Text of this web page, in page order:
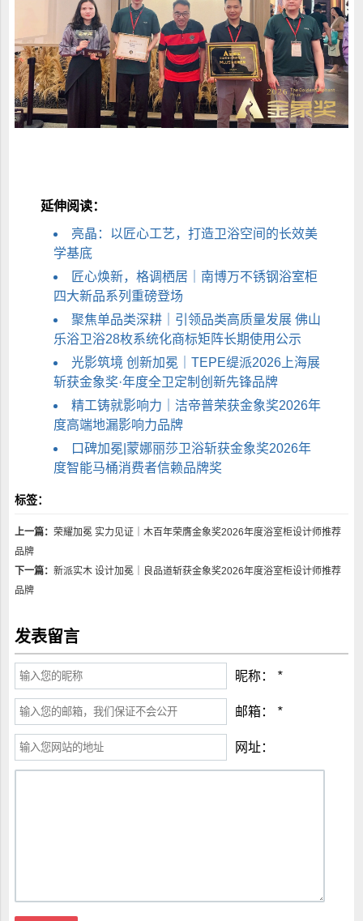
延伸阅读：
亮晶：以匠心工艺，打造卫浴空间的长效美
学基底
匠心焕新，格调栖居｜南博万不锈钢浴室柜
四大新品系列重磅登场
聚焦单品类深耕｜引领品类高质量发展 佛山
乐浴卫浴28枚系统化商标矩阵长期使用公示
光影筑境 创新加冕｜TEPE缇派2026上海展
斩获金象奖·年度全卫定制创新先锋品牌
精工铸就影响力｜洁帝普荣获金象奖2026年
度高端地漏影响力品牌
口碑加冕|蒙娜丽莎卫浴斩获金象奖2026年
度智能马桶消费者信赖品牌奖
标签：
上一篇： 荣耀加冕 实力见证｜木百年荣膺金象奖2026年度浴室柜设计师推荐
品牌
下一篇： 新派实木 设计加冕｜良品道斩获金象奖2026年度浴室柜设计师推荐
品牌
发表留言
昵称： *
邮箱： *
网址：